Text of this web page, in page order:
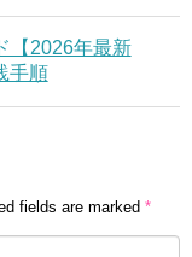
【2026年最新
手順
fields are marked *